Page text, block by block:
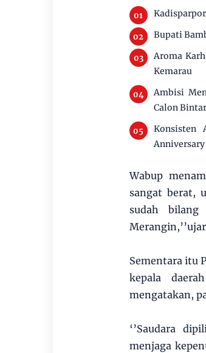
Bupati
Aroma
Kemarau
Ambisi
Calon
Konsisten
Anniversary
Wabup
sangat berat,
sudah
Sementara itu
kepala
mengatakan,
‘’Saudara
menjaga